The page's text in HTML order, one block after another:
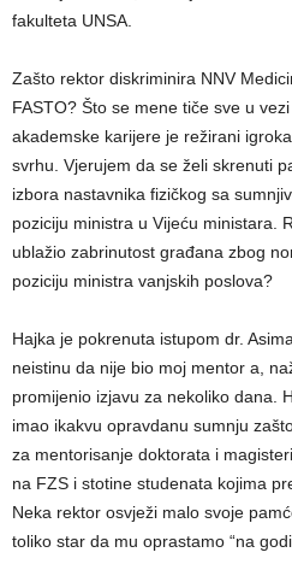
fakulteta UNSA.
Zašto rektor diskriminira NNV
FASTO? Što se mene tiče sve u
akademske karijere je režirani
svrhu. Vjerujem da se želi skrenuti
izbora nastavnika fizičkog sa
poziciju ministra u Vijeću ministara.
ublažio zabrinutost građana zbog
poziciju ministra vanjskih poslova?
Hajka je pokrenuta istupom dr.
neistinu da nije bio moj mentor a,
promijenio izjavu za nekoliko dana.
imao ikakvu opravdanu sumnju
za mentorisanje doktorata i
na FZS i stotine studenata kojima
Neka rektor osvježi malo svoje
toliko star da mu oprastamo “na